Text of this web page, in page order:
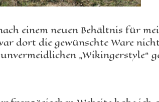
einem neuen Behältnis für
dort die gewünschte Ware
„Wikingerstyle“